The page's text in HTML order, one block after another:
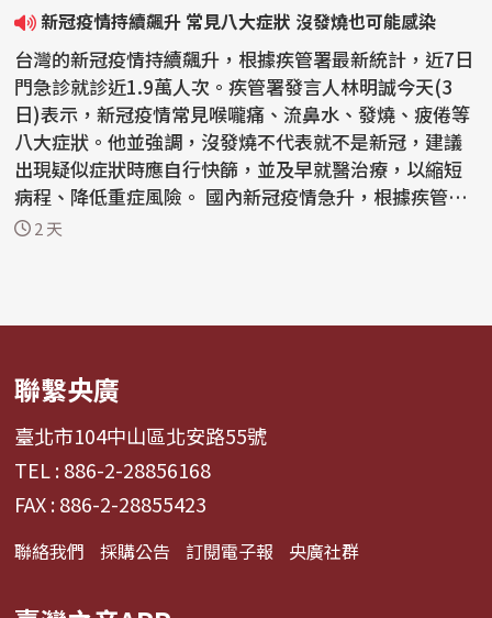
新冠疫情持續飆升 常見八大症狀 沒發燒也可能感染
台灣的新冠疫情持續飆升，根據疾管署最新統計，近7日
門急診就診近1.9萬人次。疾管署發言人林明誠今天(3
日)表示，新冠疫情常見喉嚨痛、流鼻水、發燒、疲倦等
八大症狀。他並強調，沒發燒不代表就不是新冠，建議
出現疑似症狀時應自行快篩，並及早就醫治療，以縮短
病程、降低重症風險。 國內新冠疫情急升，根據疾管署
最新...
2 天
聯繫央廣
臺北市104中山區北安路55號
TEL : 886-2-28856168
FAX : 886-2-28855423
聯絡我們 採購公告 訂閱電子報 央廣社群